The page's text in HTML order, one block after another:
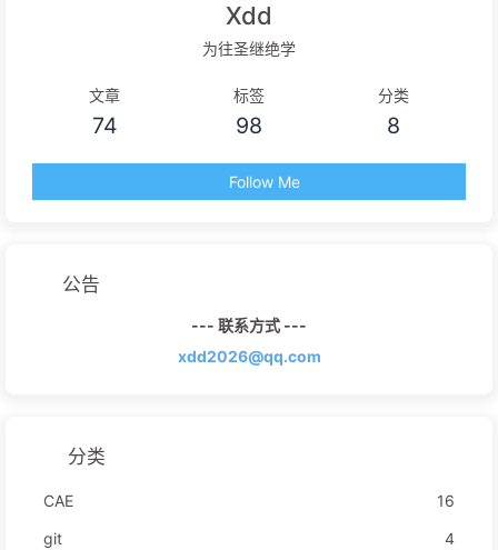
Xdd
为往圣继绝学
文章
74
标签
98
分类
8
Follow Me
公告
--- 联系方式 ---
xdd2026@qq.com
分类
CAE
16
git
4